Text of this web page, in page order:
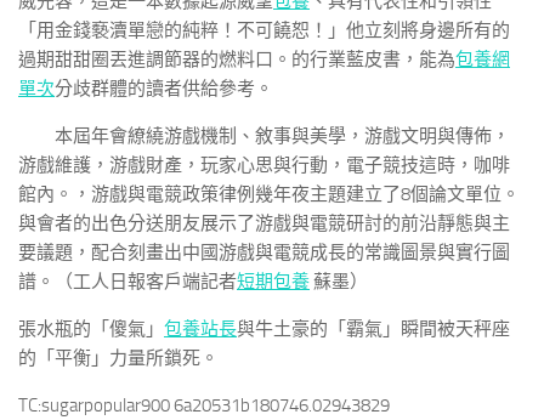
「用金錢褻瀆單戀的純粹！不可饒恕！」他立刻將身邊所有的
過期甜甜圈丟進調節器的燃料口。的行業藍皮書，能為包養網
單次分歧群體的讀者供給參考。
本屆年會繚繞游戲機制、敘事與美學，游戲文明與傳佈，
游戲維護，游戲財產，玩家心思與行動，電子競技這時，咖啡
館內。，游戲與電競政策律例幾年夜主題建立了8個論文單位。
與會者的出色分送朋友展示了游戲與電競研討的前沿靜態與主
要議題，配合刻畫出中國游戲與電競成長的常識圖景與實行圖
譜。（工人日報客戶端記者短期包養蘇墨）
張水瓶的「傻氣」 包養站長與牛土豪的「霸氣」瞬間被天秤座
的「平衡」力量所鎖死。
TC:sugarpopular900 6a20531b180746.02943829